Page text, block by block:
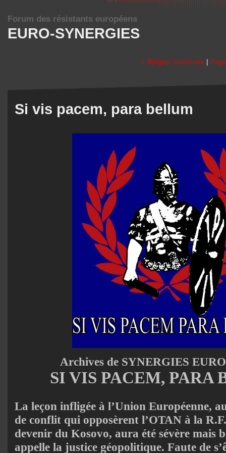
EURO-SYNERGIES
Forum des résistants européens
« Belgian stalemate |
Si vis pacem, para bellum
Archives de SYNERGIES
SI VIS PACEM, PARA
La leçon infligée à l’Union Européenne,
de conflit qui opposèrent l’OTAN à la
devenir du Kosovo, aura été sévère mais
appelle la justice géopolitique. Faute de